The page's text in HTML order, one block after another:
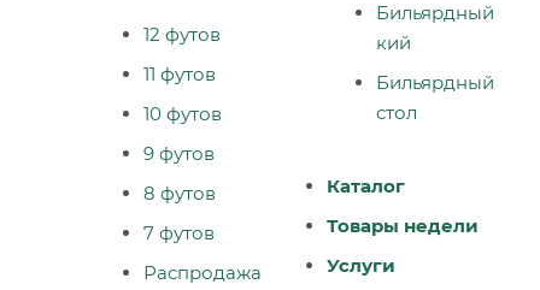
12 футов
11 футов
10 футов
9 футов
8 футов
7 футов
Распродажа
Бильярдный
кий
Бильярдный
стол
Каталог
Товары недели
Услуги